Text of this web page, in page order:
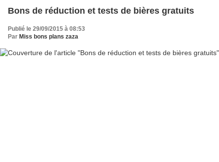
Bons de réduction et tests de bières gratuits
Publié le 29/09/2015 à 08:53
Par Miss bons plans zaza